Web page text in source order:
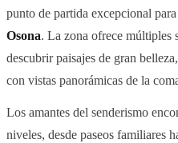
punto de partida excepcional
Osona. La zona ofrece múltiples
descubrir paisajes de gran
con vistas panorámicas de la
Los amantes del senderismo
niveles, desde paseos familiares